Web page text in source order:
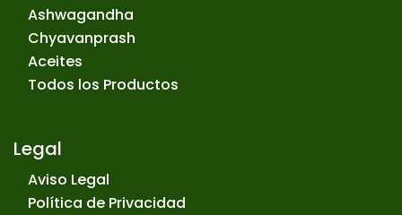
Ashwagandha
Chyavanprash
Aceites
Todos los Productos
Legal
Aviso Legal
Política de Privacidad